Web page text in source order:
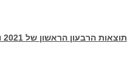
תוצאות הרבעון הראשון של 2021 ועדכונים אחרונים